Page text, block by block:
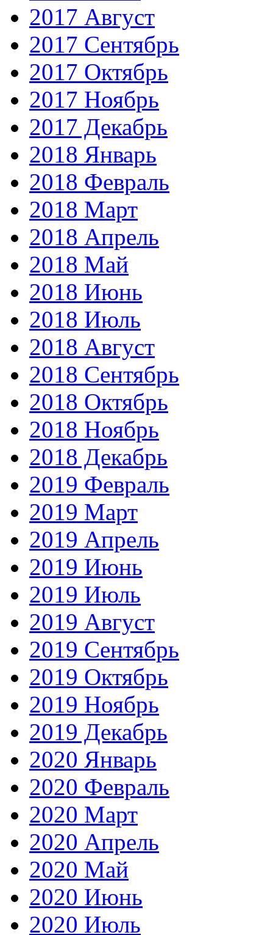
2017 Август
2017 Сентябрь
2017 Октябрь
2017 Ноябрь
2017 Декабрь
2018 Январь
2018 Февраль
2018 Март
2018 Апрель
2018 Май
2018 Июнь
2018 Июль
2018 Август
2018 Сентябрь
2018 Октябрь
2018 Ноябрь
2018 Декабрь
2019 Февраль
2019 Март
2019 Апрель
2019 Июнь
2019 Июль
2019 Август
2019 Сентябрь
2019 Октябрь
2019 Ноябрь
2019 Декабрь
2020 Январь
2020 Февраль
2020 Март
2020 Апрель
2020 Май
2020 Июнь
2020 Июль